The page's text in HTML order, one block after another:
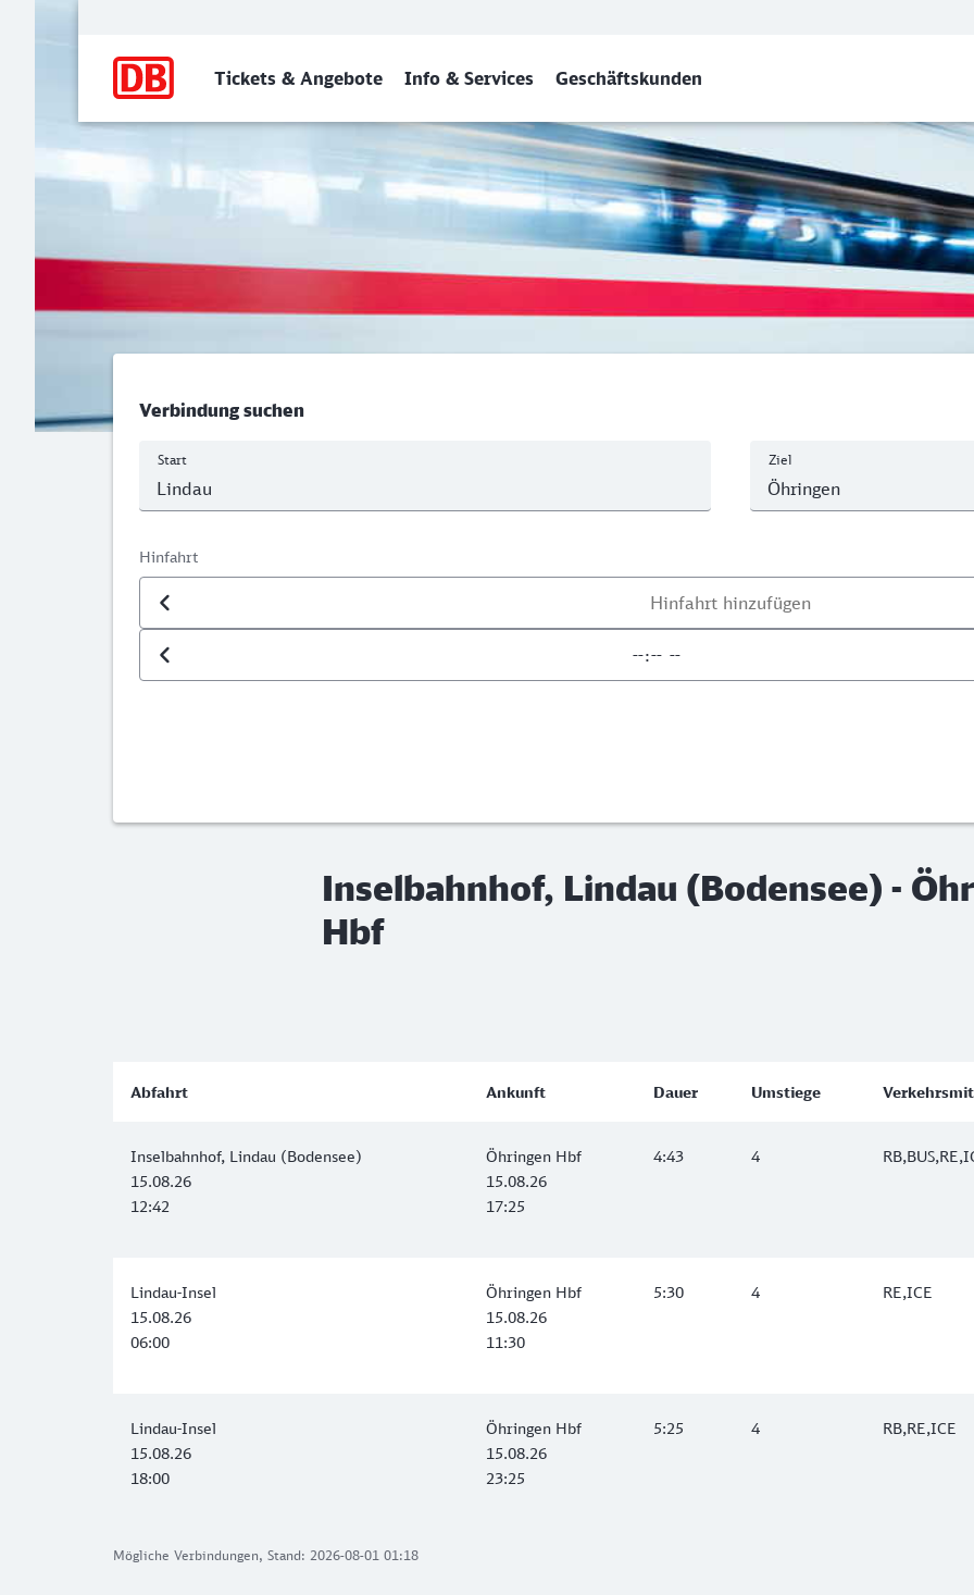
Tickets & Angebote Info & Services Geschäftskunden
Inselbahnhof, Lindau (Bodensee) - Öhringen Hbf
Verbindung suchen
Start Ziel
Hinfahrt
Datum der Hinfahrt
Uhrzeit der Hinfahrt
Inselbahnhof, Lindau (Bodensee) -
Hbf
Mögliche Verbindungen, Stand: 2026-08-01 01:18
Abfahrt Ankunft Dauer Umstiege
Inselbahnhof, Lindau (Bodensee)
15.08.26
12:42
Öhringen Hbf
15.08.26
17:25
4:43 4
Lindau-Insel
15.08.26
06:00
Öhringen Hbf
15.08.26
11:30
5:30 4 RE,ICE
Lindau-Insel
15.08.26
18:00
Öhringen Hbf
15.08.26
23:25
5:25 4 RB,RE,ICE